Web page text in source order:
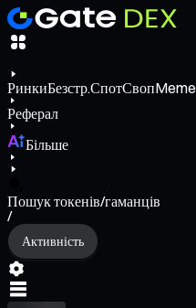
РинкиБезстр.СпотСвопMeme
Реферал
Більше
Пошук токенів/гаманців
/
Активність